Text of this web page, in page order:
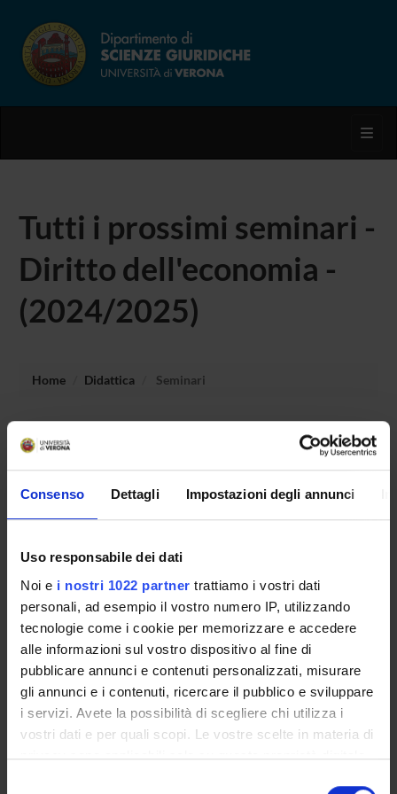
Consenso Dettagli Impostazioni degli annunci
Uso responsabile dei dati
Noi e i nostri 1022 partner trattiamo i vostri dati
personali, ad esempio il vostro numero IP, utilizzando
tecnologie come i cookie per memorizzare e accedere
alle informazioni sul vostro dispositivo al fine di
pubblicare annunci e contenuti personalizzati, misurare
gli annunci e i contenuti, ricercare il pubblico e sviluppare
i servizi. Avete la possibilità di scegliere chi utilizza i
vostri dati e per quali scopi. Le vostre scelte in materia di
privacy sono applicabili solo su questa proprietà digitale
Tutti i prossimi seminari -
Diritto dell'economia -
(2024/2025)
Home Didattica Seminari
all'insegnamento Diritto dell'economia.
DOTTORATI DI RICERCA E FORMAZIONE
SUPERIORE
Contatti
Persone
Luoghi
Calendario